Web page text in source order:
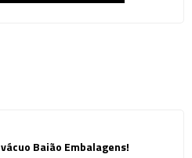
Baião Embalagens!